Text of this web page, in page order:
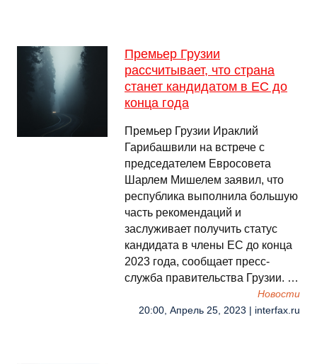
Премьер Грузии
рассчитывает, что страна
станет кандидатом в ЕС до
конца года
Премьер Грузии Ираклий
Гарибашвили на встрече с
председателем Евросовета
Шарлем Мишелем заявил, что
республика выполнила большую
часть рекомендаций и
заслуживает получить статус
кандидата в члены ЕС до конца
2023 года, сообщает пресс-
служба правительства Грузии. …
Новости
20:00, Апрель 25, 2023 | interfax.ru